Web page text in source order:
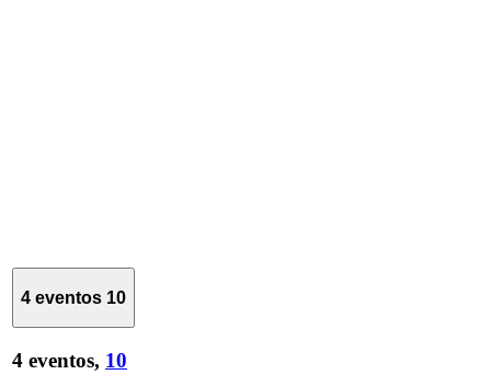
4 eventos 10
4 eventos, 10